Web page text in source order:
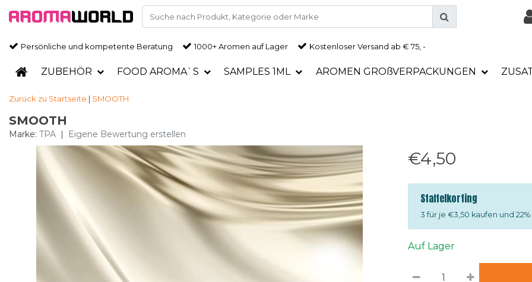
Persönliche und kompetente Beratung 1000+ Aromen auf Lager Kostenloser Versand ab € 75, -
ZUBEHÖR FOOD AROMA`S SAMPLES 1ML AROMEN GROßVERPACKUNGEN
Zurück zu Startseite | SMOOTH
SMOOTH
Marke: TPA | Eigene Bewertung erstellen
€4,50
Staffelkorting
3 für je €3,50 kaufen und
Auf Lager